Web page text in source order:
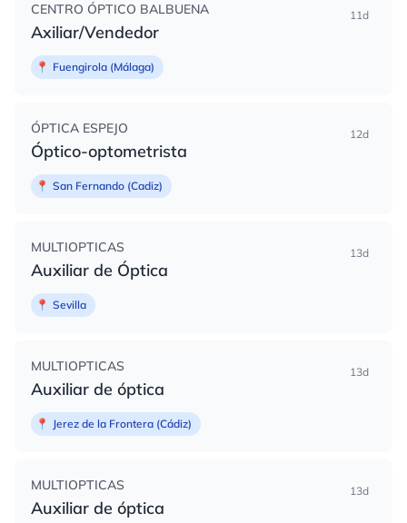
CENTRO ÓPTICO BALBUENA
Axiliar/Vendedor
11d
📍 Fuengirola (Málaga)
ÓPTICA ESPEJO
Óptico-optometrista
12d
📍 San Fernando (Cadiz)
MULTIOPTICAS
Auxiliar de Óptica
13d
📍 Sevilla
MULTIOPTICAS
Auxiliar de óptica
13d
📍 Jerez de la Frontera (Cádiz)
MULTIOPTICAS
Auxiliar de óptica
13d